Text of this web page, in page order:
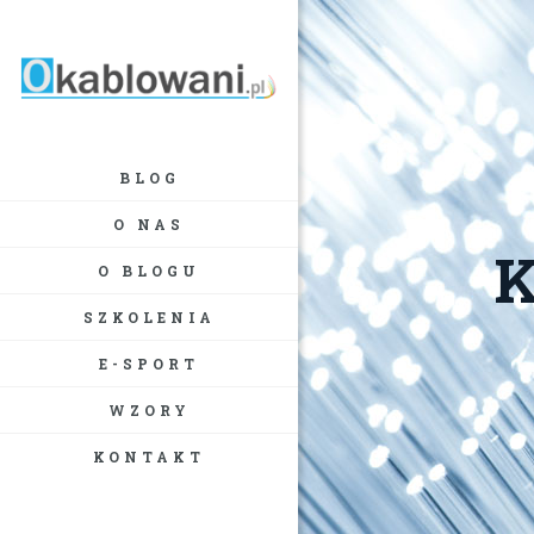
BLOG
O NAS
O BLOGU
SZKOLENIA
E-SPORT
WZORY
KONTAKT